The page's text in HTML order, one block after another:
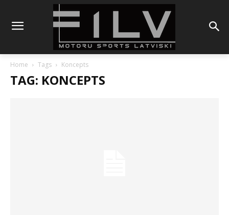
Home Tags Koncepts
TAG: KONCEPTS